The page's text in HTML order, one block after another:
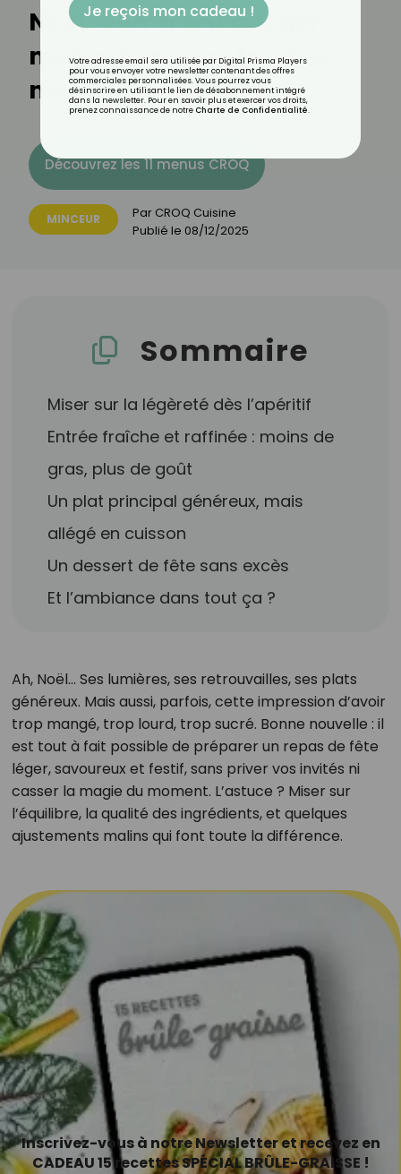
Noël : comment alléger
mon repas sans frustrer
mes invités ?
Découvrez les 11 menus CROQ
MINCEUR Par CROQ Cuisine
Publié le 08/12/2025
Sommaire
Miser sur la légèreté dès l’apéritif
Entrée fraîche et raffinée : moins de
gras, plus de goût
Un plat principal généreux, mais
allégé en cuisson
Un dessert de fête sans excès
Et l’ambiance dans tout ça ?
Ah, Noël… Ses lumières, ses retrouvailles, ses plats
généreux. Mais aussi, parfois, cette impression d’avoir
trop mangé, trop lourd, trop sucré. Bonne nouvelle : il
est tout à fait possible de préparer un repas de fête
léger, savoureux et festif, sans priver vos invités ni
casser la magie du moment. L’astuce ? Miser sur
l’équilibre, la qualité des ingrédients, et quelques
ajustements malins qui font toute la différence.
Inscrivez-vous à notre Newsletter et recevez en
CADEAU 15 recettes SPÉCIAL BRÛLE-GRAISSE !
Je reçois mon cadeau !
Votre adresse email sera utilisée par Digital Prisma Players
pour vous envoyer votre newsletter contenant des offres
commerciales personnalisées. Vous pourrez vous
désinscrire en utilisant le lien de désabonnement intégré
dans la newsletter. Pour en savoir plus et exercer vos droits,
prenez connaissance de notre Charte de Confidentialité.